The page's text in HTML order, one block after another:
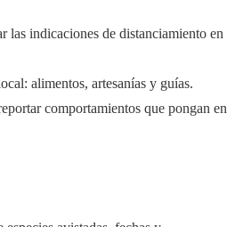
las indicaciones de distanciamiento en
alimentos, artesanías y guías.
comportamientos que pongan en